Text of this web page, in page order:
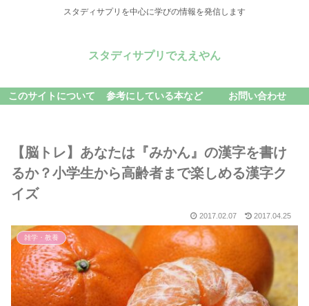
スタディサプリを中心に学びの情報を発信します
スタディサプリでええやん
このサイトについて 参考にしている本など お問い合わせ
【脳トレ】あなたは『みかん』の漢字を書け
るか？小学生から高齢者まで楽しめる漢字ク
イズ
2017.02.07 2017.04.25
雑学・教養